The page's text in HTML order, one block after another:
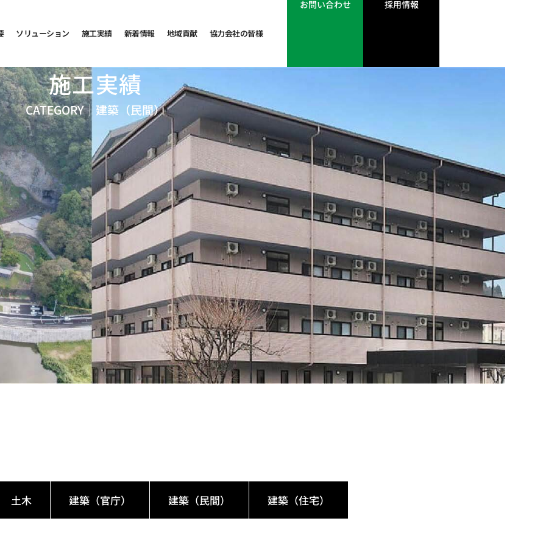
ソリューション 施工実績 新着情報 地域貢献 協力会社の皆様
お問い合わせ 採用情報
施工実績
CATEGORY｜ 建築（民間）
土木 建築（官庁） 建築（民間） 建築（住宅）